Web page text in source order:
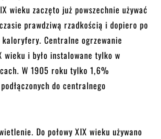
wieku zaczęto już powszechnie używać
prawdziwą rzadkością i dopiero po
kaloryfery. Centralne ogrzewanie
wieku i było instalowane tylko w
W 1905 roku tylko 1,6%
do centralnego
Do połowy XIX wieku używano